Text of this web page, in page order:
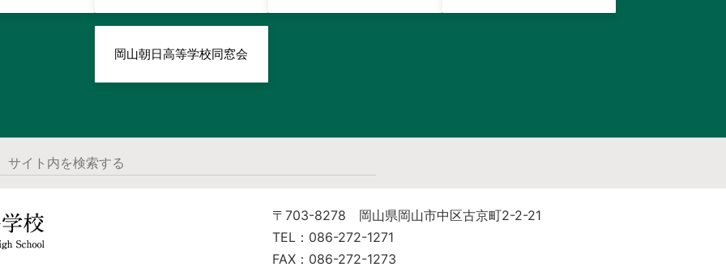
岡山朝日高等学校同窓会
〒703-8278 岡山県岡山市中区古京町2-2-21
TEL：086-272-1271
FAX：086-272-1273